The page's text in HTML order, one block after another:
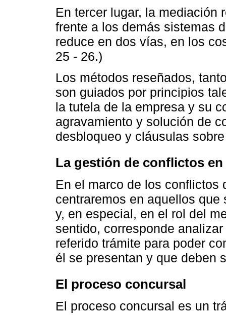
En tercer lugar, la mediación
frente a los demás sistemas
reduce en dos vías, en los
25 - 26.)
Los métodos reseñados,
son guiados por principios
la tutela de la empresa y su
agravamiento y solución de
desbloqueo y cláusulas
La gestión de conflictos
En el marco de los conflictos
centraremos en aquellos
y, en especial, en el rol del
sentido, corresponde
referido trámite para poder
él se presentan y que deben
El proceso concursal
El proceso concursal es un